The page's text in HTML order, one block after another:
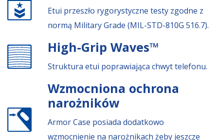
Etui przeszło rygorystyczne testy zgodne z
normą Military Grade (MIL-STD-810G 516.7).
High-Grip Waves™
Struktura etui poprawiająca chwyt telefonu.
Wzmocniona ochrona
narożników
Armor Case posiada dodatkowo
wzmocnienie na narożnikach żeby jeszcze